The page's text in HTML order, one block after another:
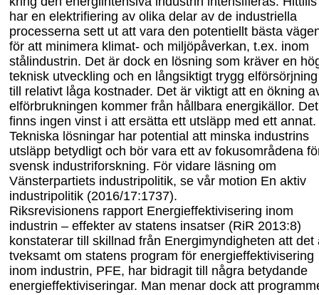
har en elektrifiering av olika delar av de industriella
processerna sett ut att vara den potentiellt bästa
för att minimera klimat- och miljöpåverkan, t.ex. inom
stålindustrin. Det är dock en lösning som kräver en
teknisk utveckling och en långsiktigt trygg elförsörjning
till relativt låga kostnader. Det är viktigt att en ökning
elförbrukningen kommer från hållbara energikällor. Det
finns ingen vinst i att ersätta ett utsläpp med ett annat.
Tekniska lösningar har potential att minska industrins
utsläpp betydligt och bör vara ett av fokusområdena
svensk industriforskning. För vidare läsning om
Vänsterpartiets industripolitik, se vår motion En aktiv
industripolitik (2016/17:1737).
Riksrevisionens rapport Energieffektivisering inom
industrin – effekter av statens insatser (RiR 2013:8)
konstaterar till skillnad från Energimyndigheten att det
tveksamt om statens program för energieffektivisering
inom industrin, PFE, har bidragit till några betydande
energieffektiviseringar. Man menar dock att